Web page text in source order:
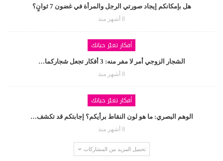
هل بإمكانكم إيجاد صورتي الرجل والمرأة في غضون 7 ثوانٍ؟
8 أشهر منذ
أفكار تغيّر حياتك
الشجار الزوجي أمر لا مفر منه: 3 أفكار تجعل شجاركما…
8 أشهر منذ
أفكار تغيّر حياتك
الوهم البصري: ما هو لون النقاط برأيكم؟ إجابتكم قد تكشف…
8 أشهر منذ
تحميل المزيد من المشاركات